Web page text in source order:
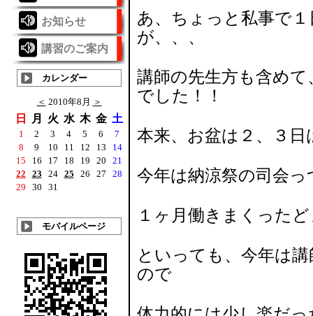
あ、ちょっと私事で
が、、、
講師の先生方も含め
でした！！
本来、お盆は２、３
今年は納涼祭の司会
１ヶ月働きまくった
といっても、今年は
ので
お知らせ
講習のご案内
カレンダー
＜ 2010年8月 ＞
日 月 火 水 木 金 土
1 2 3 4 5 6
7
8
9 10 11 12 13
14
15
16 17 18 19 20
21
22
23 24 25 26 27
28
29
30 31
モバイルページ